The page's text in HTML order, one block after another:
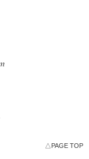
△PAGE TOP